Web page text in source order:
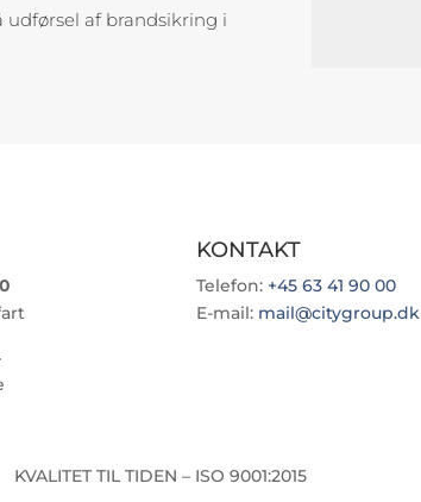
af brandsikring i
KONTAKT
Telefon: +45 63 41 90 00
E-mail: mail@citygroup.dk
KVALITET TIL TIDEN – ISO 9001:2015